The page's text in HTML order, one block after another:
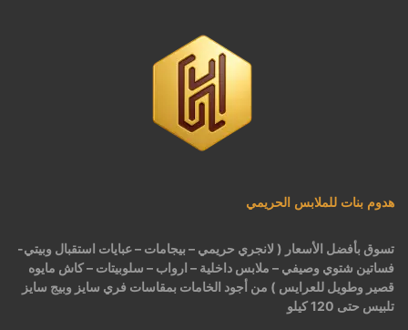
هدوم بنات للملابس الحريمي
تسوق بأفضل الأسعار ( لانجري حريمي – بيجامات – عبايات استقبال وبيتي-
فساتين شتوي وصيفي – ملابس داخلية – ارواب – سلوبيتات – كاش مايوه
قصير وطويل للعرايس ) من أجود الخامات بمقاسات فري سايز وبيج سايز
تلبيس حتى 120 كيلو